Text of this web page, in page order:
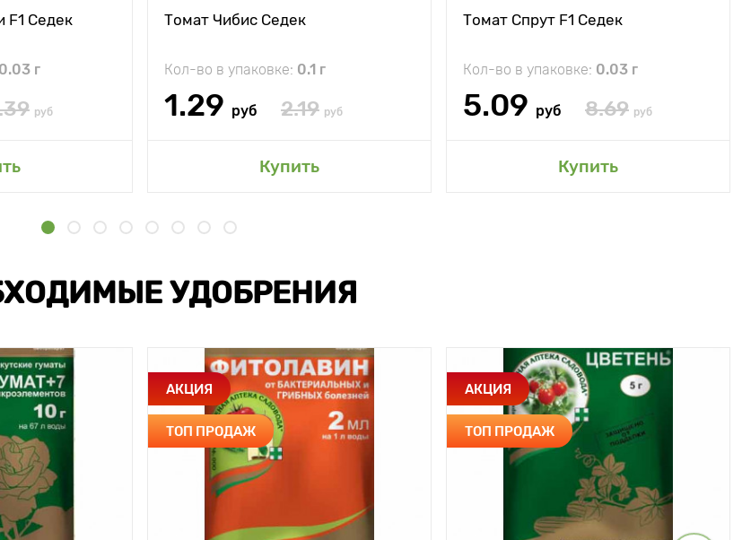
F1 Седек
0.03 г
руб
Томат Чибис Седек
Кол-во в упаковке: 0.1 г
1.29 руб 2.19 руб
Купить
Томат Спрут F1 Седек
Кол-во в упаковке: 0.03 г
5.09 руб 8.69 руб
Купить
УДОБРЕНИЯ
АКЦИЯ
ТОП ПРОДАЖ
АКЦИЯ
ТОП ПРОДАЖ